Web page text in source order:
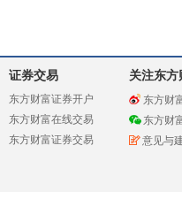
证券交易
东方财富证券开户
东方财富在线交易
东方财富证券交易
关注东方
东方财
东方财
意见与